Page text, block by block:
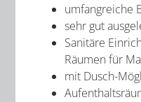
umfangreiche
sehr gut
Sanitäre
Räumen für
mit Dusch-